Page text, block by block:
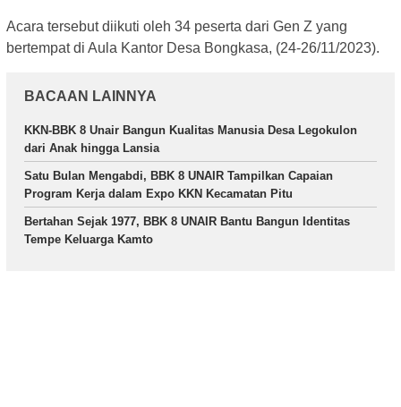
Acara tersebut diikuti oleh 34 peserta dari Gen Z yang
bertempat di Aula Kantor Desa Bongkasa, (24-26/11/2023).
BACAAN LAINNYA
KKN-BBK 8 Unair Bangun Kualitas Manusia Desa Legokulon
dari Anak hingga Lansia
Satu Bulan Mengabdi, BBK 8 UNAIR Tampilkan Capaian
Program Kerja dalam Expo KKN Kecamatan Pitu
Bertahan Sejak 1977, BBK 8 UNAIR Bantu Bangun Identitas
Tempe Keluarga Kamto